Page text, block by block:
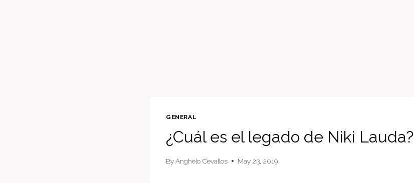
GENERAL
¿Cuál es el legado de Niki Lauda?
ByAnghelo Cevallos May 23, 2019